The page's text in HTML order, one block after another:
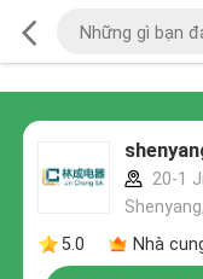
20-1
5.0
Nhà